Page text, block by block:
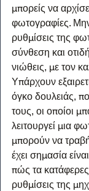
μπορείς να
φωτογραφίες. Μην
ρυθμίσεις της
σύνθεση και
νιώθεις, με τον
Υπάρχουν
όγκο δουλειάς,
τους, οι οποίοι
λειτουργεί μια
μπορούν να
έχει σημασία
πώς τα κατάφερες.
ρυθμίσεις της